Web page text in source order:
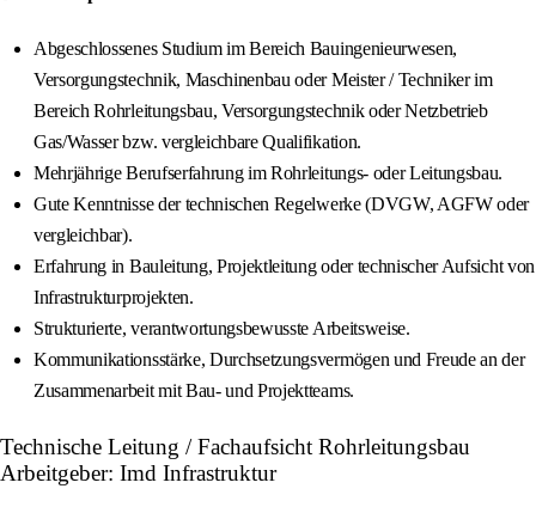
Abgeschlossenes Studium im Bereich Bauingenieurwesen,
Versorgungstechnik, Maschinenbau oder Meister / Techniker im
Bereich Rohrleitungsbau, Versorgungstechnik oder Netzbetrieb
Gas/Wasser bzw. vergleichbare Qualifikation.
Mehrjährige Berufserfahrung im Rohrleitungs- oder Leitungsbau.
Gute Kenntnisse der technischen Regelwerke (DVGW, AGFW oder
vergleichbar).
Erfahrung in Bauleitung, Projektleitung oder technischer Aufsicht von
Infrastrukturprojekten.
Strukturierte, verantwortungsbewusste Arbeitsweise.
Kommunikationsstärke, Durchsetzungsvermögen und Freude an der
Zusammenarbeit mit Bau- und Projektteams.
Technische Leitung / Fachaufsicht Rohrleitungsbau
Arbeitgeber: Imd Infrastruktur